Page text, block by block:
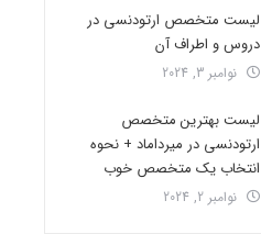
لیست متخصص ارتودنسی در
دروس و اطراف آن
نوامبر 3, 2024
لیست بهترین متخصص
ارتودنسی در میرداماد + نحوه
انتخاب یک متخصص خوب
نوامبر 2, 2024